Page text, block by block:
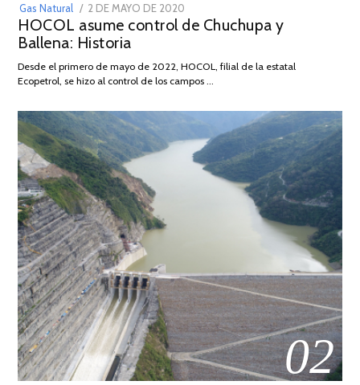
Gas Natural
POSTED
ON
2 DE MAYO DE 2020
DE
2026
HOCOL asume control de Chuchupa y
Ballena: Historia
Desde el primero de mayo de 2022, HOCOL, filial de la estatal
Ecopetrol, se hizo al control de los campos …
02